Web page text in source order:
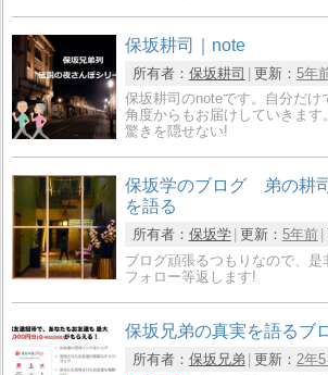
保坂耕司｜note
所有者： 保坂耕司 更新： 5年
保坂耕司のnoteです。自分だけ
角度からもお届けしていきます
驚きを隠せない!
保坂学のブログ 弟の耕
を語る
所有者： 保坂学 更新： 5年前
ブログ頑張るつもりなので、
フォロー等返します!
保坂兄弟の真実を語るブ
所有者： 保坂兄弟 更新： 2年